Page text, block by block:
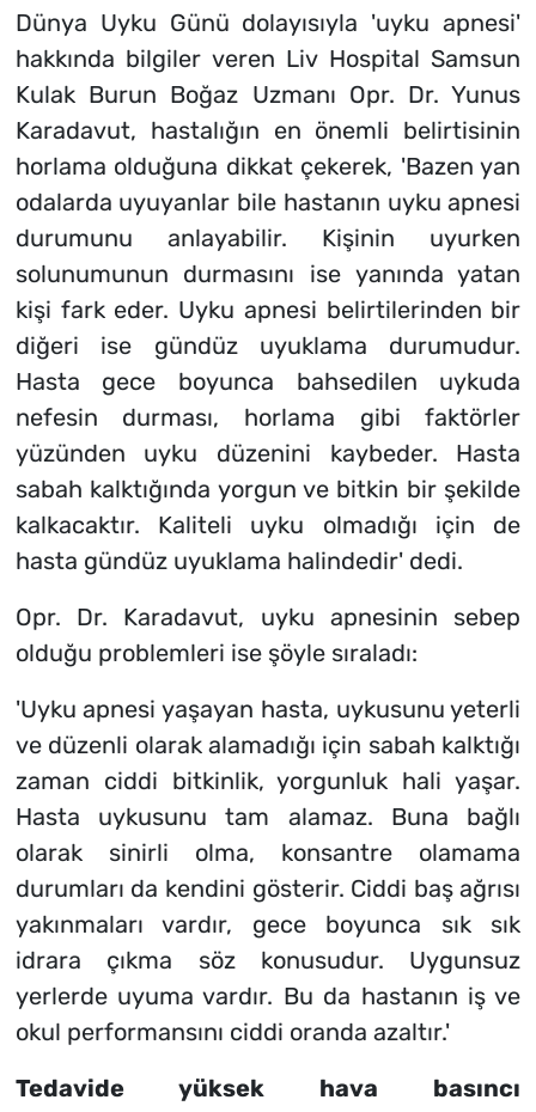
Dünya Uyku Günü dolayısıyla 'uyku apnesi'
hakkında bilgiler veren Liv Hospital Samsun
Kulak Burun Boğaz Uzmanı Opr. Dr. Yunus
Karadavut, hastalığın en önemli belirtisinin
horlama olduğuna dikkat çekerek, 'Bazen yan
odalarda uyuyanlar bile hastanın uyku apnesi
durumunu anlayabilir. Kişinin uyurken
solunumunun durmasını ise yanında yatan
kişi fark eder. Uyku apnesi belirtilerinden bir
diğeri ise gündüz uyuklama durumudur.
Hasta gece boyunca bahsedilen uykuda
nefesin durması, horlama gibi faktörler
yüzünden uyku düzenini kaybeder. Hasta
sabah kalktığında yorgun ve bitkin bir şekilde
kalkacaktır. Kaliteli uyku olmadığı için de
hasta gündüz uyuklama halindedir' dedi.
Opr. Dr. Karadavut, uyku apnesinin sebep
olduğu problemleri ise şöyle sıraladı:
'Uyku apnesi yaşayan hasta, uykusunu yeterli
ve düzenli olarak alamadığı için sabah kalktığı
zaman ciddi bitkinlik, yorgunluk hali yaşar.
Hasta uykusunu tam alamaz. Buna bağlı
olarak sinirli olma, konsantre olamama
durumları da kendini gösterir. Ciddi baş ağrısı
yakınmaları vardır, gece boyunca sık sık
idrara çıkma söz konusudur. Uygunsuz
yerlerde uyuma vardır. Bu da hastanın iş ve
okul performansını ciddi oranda azaltır.'
Tedavide yüksek hava basıncı